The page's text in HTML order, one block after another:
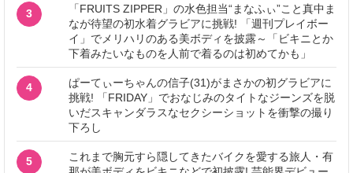
3
「FRUITS ZIPPER」の水色担当“まなふぃ”こと真中ま
なが待望の初水着グラビアに挑戦! 「週刊プレイボー
イ」でメリハリのある美ボディを披露～「ビキニとか
下着みたいなものを人前で着るのは初めてかも」
4
ぱーてぃーちゃんの信子(31)がまさかの初グラビアに
挑戦! 「FRIDAY」でおなじみのタイトなジーンズを脱
いだスキャンダラスなセクシーショットを衝撃の撮り
下ろし
5
これまで胸元すら隠してきたバイクを愛する旅人・有